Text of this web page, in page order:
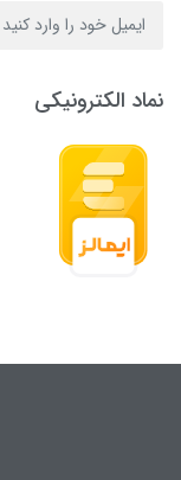
نماد الکترونیکی